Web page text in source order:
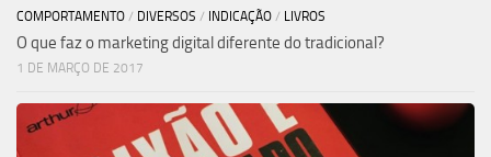
COMPORTAMENTO / DIVERSOS / INDICAÇÃO / LIVROS
O que faz o marketing digital diferente do tradicional?
1 DE MARÇO DE 2017